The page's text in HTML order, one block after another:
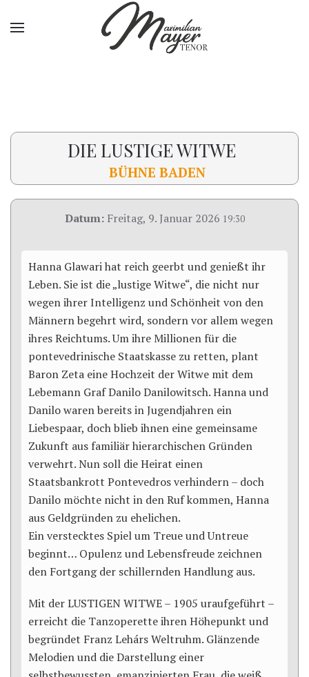
DIE LUSTIGE WITWE
BÜHNE BADEN
Datum: Freitag, 9. Januar 2026 19:30
Hanna Glawari hat reich geerbt und genießt ihr
Leben. Sie ist die „lustige Witwe“, die nicht nur
wegen ihrer Intelligenz und Schönheit von den
Männern begehrt wird, sondern vor allem wegen
ihres Reichtums. Um ihre Millionen für die
pontevedrinische Staatskasse zu retten, plant
Baron Zeta eine Hochzeit der Witwe mit dem
Lebemann Graf Danilo Danilowitsch. Hanna und
Danilo waren bereits in Jugendjahren ein
Liebespaar, doch blieb ihnen eine gemeinsame
Zukunft aus familiär hierarchischen Gründen
verwehrt. Nun soll die Heirat einen
Staatsbankrott Pontevedros verhindern – doch
Danilo möchte nicht in den Ruf kommen, Hanna
aus Geldgründen zu ehelichen.
Ein verstecktes Spiel um Treue und Untreue
beginnt… Opulenz und Lebensfreude zeichnen
den Fortgang der schillernden Handlung aus.
Mit der LUSTIGEN WITWE – 1905 uraufgeführt –
erreicht die Tanzoperette ihren Höhepunkt und
begründet Franz Lehárs Weltruhm. Glänzende
Melodien und die Darstellung einer